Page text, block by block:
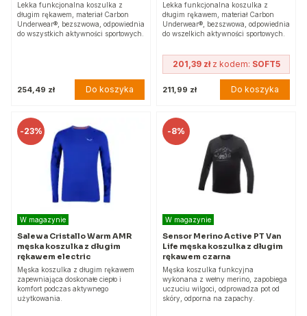
Lekka funkcjonalna koszulka z
długim rękawem, materiał Carbon
Underwear®, bezszwowa, odpowiednia
do wszystkich aktywności sportowych.
254,49 zł Do koszyka
Lekka funkcjonalna koszulka z
długim rękawem, materiał Carbon
Underwear®, bezszwowa, odpowiednia
do wszelkich aktywności sportowych.
201,39 złz kodem: SOFT5
211,99 zł Do koszyka
-23%
W magazynie
Salewa Cristallo Warm AMR
męska koszulka z długim
rękawem electric
Męska koszulka z długim rękawem
zapewniająca doskonałe ciepło i
komfort podczas aktywnego
użytkowania.
-8%
W magazynie
Sensor Merino Active PT Van
Life męska koszulka z długim
rękawem czarna
Męska koszulka funkcyjna
wykonana z wełny merino, zapobiega
uczuciu wilgoci, odprowadza pot od
skóry, odporna na zapachy.